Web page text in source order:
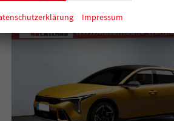
Impressum